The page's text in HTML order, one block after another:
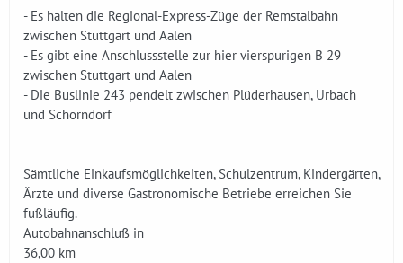
- Es halten die Regional-Express-Züge der Remstalbahn
zwischen Stuttgart und Aalen
- Es gibt eine Anschlussstelle zur hier vierspurigen B 29
zwischen Stuttgart und Aalen
- Die Buslinie 243 pendelt zwischen Plüderhausen, Urbach
und Schorndorf
Sämtliche Einkaufsmöglichkeiten, Schulzentrum, Kindergärten,
Ärzte und diverse Gastronomische Betriebe erreichen Sie
fußläufig.
Autobahnanschluß in
36,00 km